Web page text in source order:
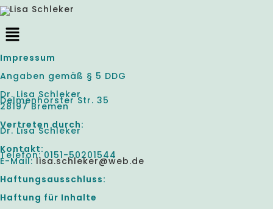
Impressum
Angaben gemäß § 5 DDG
Dr. Lisa Schleker
Delmenhorster Str. 35
28197 Bremen
Vertreten durch:
Dr. Lisa Schleker
Kontakt:
Telefon: 0151-50201544
E-Mail:lisa.schleker@web.de
Haftungsausschluss:
Haftung für Inhalte